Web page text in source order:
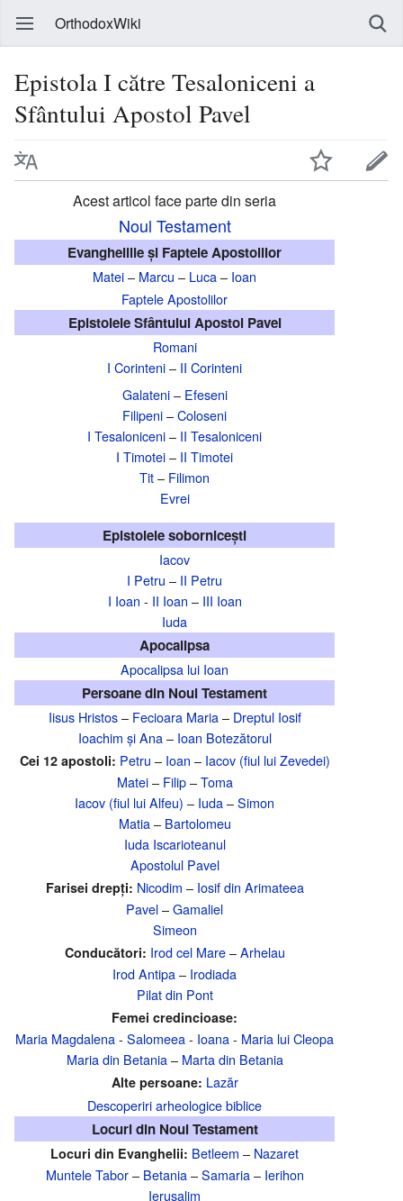
OrthodoxWiki
Epistola I către Tesaloniceni a
Sfântului Apostol Pavel
Acest articol face parte din seria
Noul Testament
Evangheliile și Faptele Apostolilor
Matei– Marcu – Luca– Ioan
Faptele Apostolilor
Epistolele Sfântului Apostol Pavel
Romani
I Corinteni– II Corinteni
Galateni– Efeseni
Filipeni–Coloseni
I Tesaloniceni– II Tesaloniceni
I Timotei– II Timotei
Tit– Filimon
Evrei
Epistolele sobornicești
Iacov
I Petru – II Petru
I Ioan - II Ioan – III Ioan
Iuda
Apocalipsa
Apocalipsa lui Ioan
Persoane din Noul Testament
Iisus Hristos– Fecioara Maria– Dreptul Iosif
Ioachim și Ana– Ioan Botezătorul
Cei 12 apostoli: Petru – Ioan – Iacov (fiul lui Zevedei)
Matei– Filip–Toma
Iacov (fiul lui Alfeu) – Iuda–Simon
Matia– Bartolomeu
Iuda Iscarioteanul
Apostolul Pavel
Farisei drepți: Nicodim – Iosif din Arimateea
Pavel–Gamaliel
Simeon
Conducători: Irod cel Mare–Arhelau
Irod Antipa– Irodiada
Pilat din Pont
Femei credincioase:
Maria Magdalena- Salomeea- Ioana- Maria lui Cleopa
Maria din Betania– Marta din Betania
Alte persoane: Lazăr
Descoperiri arheologice biblice
Locuri din Noul Testament
Locuri din Evanghelii: Betleem – Nazaret
Muntele Tabor– Betania–Samaria– Ierihon
Ierusalim